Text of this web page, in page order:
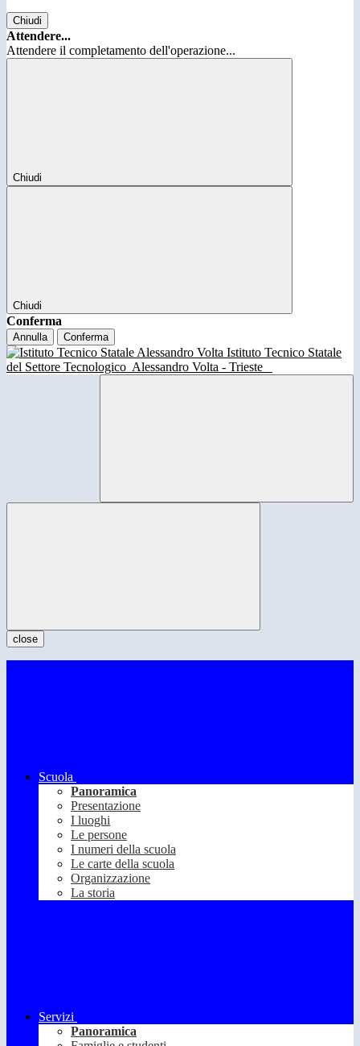
Chiudi
Attendere...
Attendere il completamento dell'operazione...
Chiudi
Chiudi
Conferma
Annulla Conferma
Istituto Tecnico Statale
del Settore Tecnologico Alessandro Volta - Trieste
close
Scuola
Panoramica
Presentazione
I luoghi
Le persone
I numeri della scuola
Le carte della scuola
Organizzazione
La storia
Servizi
Panoramica